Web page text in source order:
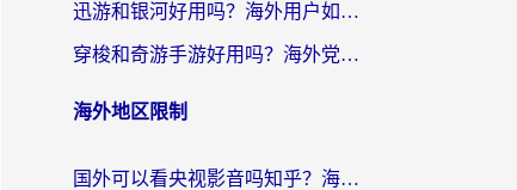
迅游和银河好用吗？海外用户如何选择回国加速器实现无缝访问国内资源
穿梭和奇游手游好用吗？海外党亲测3款回国加速器，附蜜蜂加速器七天试用攻略
海外地区限制
国外可以看央视影音吗知乎？海外党亲测有效的回国加速方案